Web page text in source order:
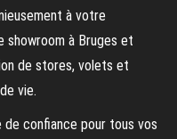
à votre
showroom à Bruges et
de stores, volets et
vie.
confiance pour tous vos